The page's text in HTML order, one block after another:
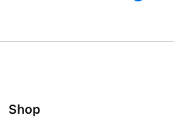
Shop